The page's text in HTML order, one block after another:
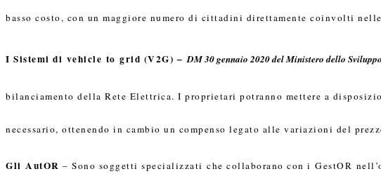
basso costo, con un maggiore numero di cittadini direttamente coinvolti
I Sistemi di vehicle to grid (V2G) –DM30 gennaio 2020 del Ministero dello
bilanciamento della Rete Elettrica. I proprietari potranno mettere a
necessario, ottenendo in cambio un compenso legato alle variazioni del
Gli AutOR – Sono soggetti specializzati che collaborano con i GestOR